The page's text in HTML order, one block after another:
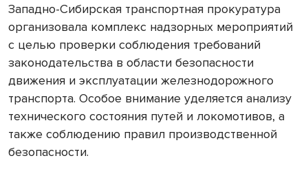
Западно-Сибирская транспортная прокуратура
организовала комплекс надзорных мероприятий
с целью проверки соблюдения требований
законодательства в области безопасности
движения и эксплуатации железнодорожного
транспорта. Особое внимание уделяется анализу
технического состояния путей и локомотивов, а
также соблюдению правил производственной
безопасности.